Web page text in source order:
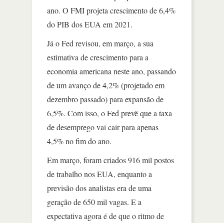
ano. O FMI projeta crescimento de 6,4%
do PIB dos EUA em 2021.
Já o Fed revisou, em março, a sua
estimativa de crescimento para a
economia americana neste ano, passando
de um avanço de 4,2% (projetado em
dezembro passado) para expansão de
6,5%. Com isso, o Fed prevê que a taxa
de desemprego vai cair para apenas
4,5% no fim do ano.
Em março, foram criados 916 mil postos
de trabalho nos EUA, enquanto a
previsão dos analistas era de uma
geração de 650 mil vagas. E a
expectativa agora é de que o ritmo de